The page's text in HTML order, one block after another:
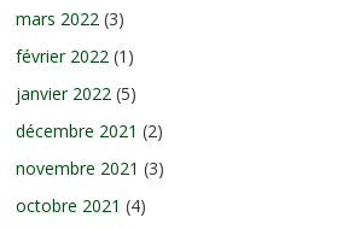
mars 2022 (3)
février 2022 (1)
janvier 2022 (5)
décembre 2021 (2)
novembre 2021 (3)
octobre 2021 (4)